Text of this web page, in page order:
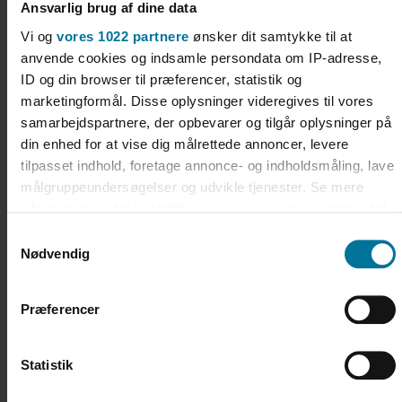
Ansvarlig brug af dine data
Vi og vores 1022 partnere ønsker dit samtykke til at
anvende cookies og indsamle persondata om IP-adresse,
ID og din browser til præferencer, statistik og
marketingformål. Disse oplysninger videregives til vores
samarbejdspartnere, der opbevarer og tilgår oplysninger på
din enhed for at vise dig målrettede annoncer, levere
tilpasset indhold, foretage annonce- og indholdsmåling, lave
målgruppeundersøgelser og udvikle tjenester. Se mere
indstillinger fra vores "Cookiedeklaration", eller ved at
Hvis du tillader det, vil vi også gerne:
kan være nøjagtig inden for få meter
Identificere din enhed baseret på en scanning af
Nødvendig
Præferencer
Statistik
Find den plads der passer til dig.
Se mere
Autocamperpladser